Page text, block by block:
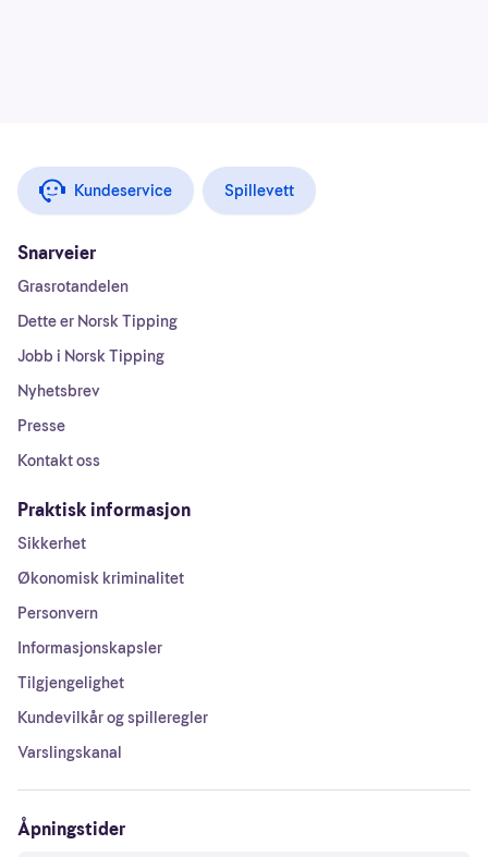
Kundeservice Spillevett
Snarveier
Grasrotandelen
Dette er Norsk Tipping
Jobb i Norsk Tipping
Nyhetsbrev
Presse
Kontakt oss
Praktisk informasjon
Sikkerhet
Økonomisk kriminalitet
Personvern
Informasjonskapsler
Tilgjengelighet
Kundevilkår og spilleregler
Varslingskanal
Åpningstider